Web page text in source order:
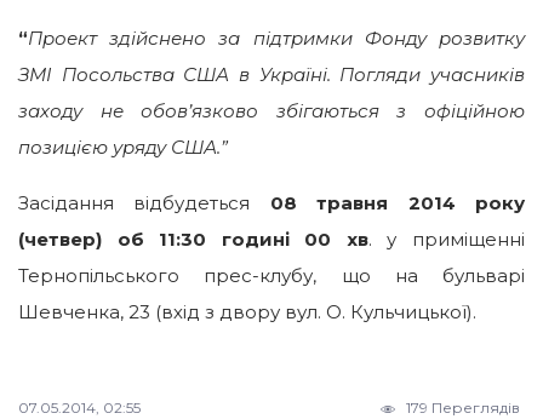
“Проект здійснено за підтримки Фонду розвитку
ЗМІ Посольства США в Україні. Погляди учасників
заходу не обов’язково збігаються з офіційною
позицією уряду США.”
Засідання відбудеться 08 травня 2014 року
(четвер) об 11:30 годині 00 хв. у приміщенні
Тернопільського прес-клубу, що на бульварі
Шевченка, 23 (вхід з двору вул. О. Кульчицької).
07.05.2014, 02:55 179 Переглядів